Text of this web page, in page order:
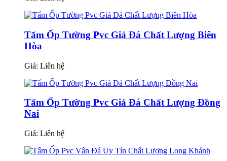
Tấm Ốp Tường Pvc Giả Đá Chất Lượng Biên
Hòa
Giá: Liên hệ
Tấm Ốp Tường Pvc Giả Đá Chất Lượng Đồng
Nai
Giá: Liên hệ